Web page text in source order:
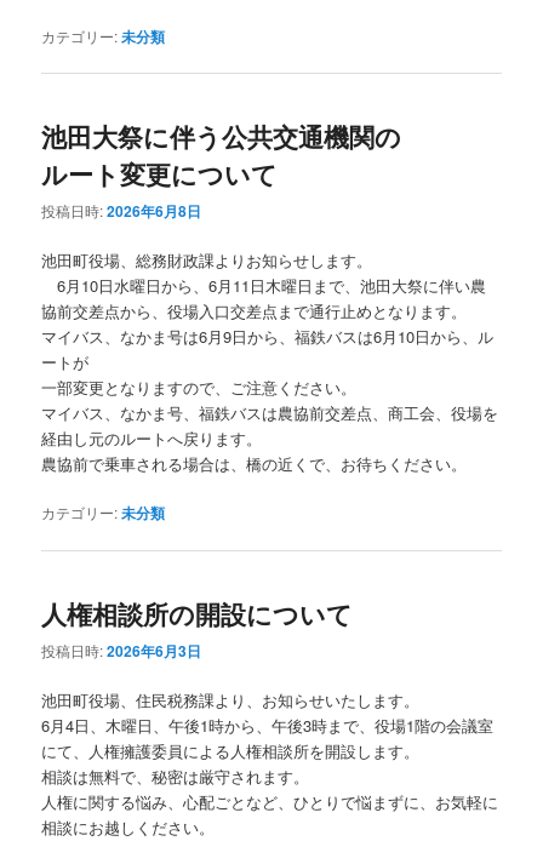
カテゴリー:未分類
池田大祭に伴う公共交通機関の
ルート変更について
投稿日時:2026年6月8日
池田町役場、総務財政課よりお知らせします。
6月10日水曜日から、6月11日木曜日まで、池田大祭に伴い農
協前交差点から、役場入口交差点まで通行止めとなります。
マイバス、なかま号は6月9日から、福鉄バスは6月10日から、ル
ートが
一部変更となりますので、ご注意ください。
マイバス、なかま号、福鉄バスは農協前交差点、商工会、役場を
経由し元のルートへ戻ります。
農協前で乗車される場合は、橋の近くで、お待ちください。
カテゴリー:未分類
人権相談所の開設について
投稿日時:2026年6月3日
池田町役場、住民税務課より、お知らせいたします。
6月4日、木曜日、午後1時から、午後3時まで、役場1階の会議室
にて、人権擁護委員による人権相談所を開設します。
相談は無料で、秘密は厳守されます。
人権に関する悩み、心配ごとなど、ひとりで悩まずに、お気軽に
相談にお越しください。